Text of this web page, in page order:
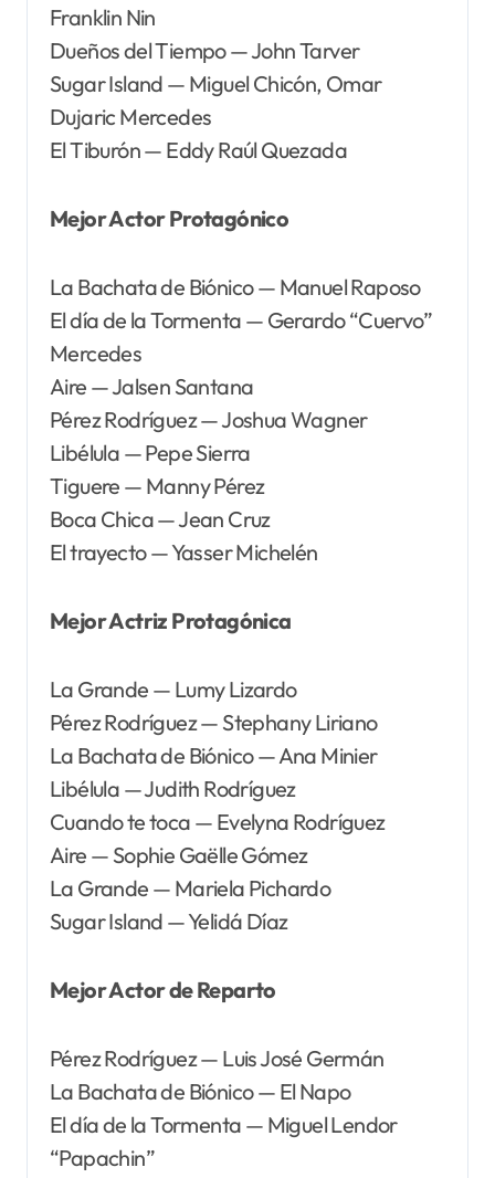
Franklin Nin
Dueños del Tiempo — John Tarver
Sugar Island — Miguel Chicón, Omar
Dujaric Mercedes
El Tiburón — Eddy Raúl Quezada
Mejor Actor Protagónico
La Bachata de Biónico — Manuel Raposo
El día de la Tormenta — Gerardo “Cuervo”
Mercedes
Aire — Jalsen Santana
Pérez Rodríguez — Joshua Wagner
Libélula — Pepe Sierra
Tiguere — Manny Pérez
Boca Chica — Jean Cruz
El trayecto — Yasser Michelén
Mejor Actriz Protagónica
La Grande — Lumy Lizardo
Pérez Rodríguez — Stephany Liriano
La Bachata de Biónico — Ana Minier
Libélula — Judith Rodríguez
Cuando te toca — Evelyna Rodríguez
Aire — Sophie Gaëlle Gómez
La Grande — Mariela Pichardo
Sugar Island — Yelidá Díaz
Mejor Actor de Reparto
Pérez Rodríguez — Luis José Germán
La Bachata de Biónico — El Napo
El día de la Tormenta — Miguel Lendor
“Papachin”